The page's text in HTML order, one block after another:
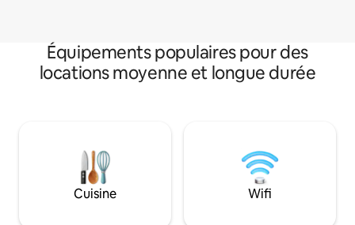
Équipements populaires pour des
locations moyenne et longue durée
Cuisine Wifi